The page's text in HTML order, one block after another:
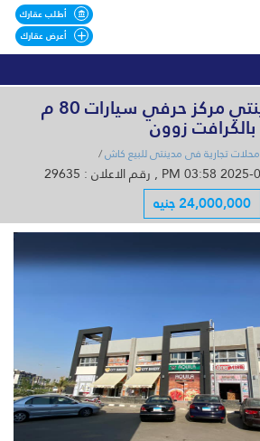
أطلب عقارك
أعرض عقارك
محل للبيع بمدينتي مركز حرفي سيارات 80 م
بالكرافت زوون
محلات تجارية فى مدينتى للبيع كاش
24,000,000 جنيه